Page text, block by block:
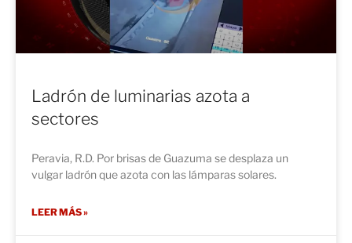
Ladrón de luminarias azota a
sectores
Peravia, R.D. Por brisas de Guazuma se desplaza un
vulgar ladrón que azota con las lámparas solares.
LEER MÁS »